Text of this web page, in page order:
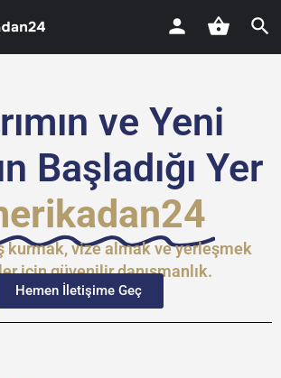
ve Yeni
Başladığı Yer
kurmak, vize almak ve yerleşmek
için güvenilir danışmanlık.
Hemen İletişime Geç